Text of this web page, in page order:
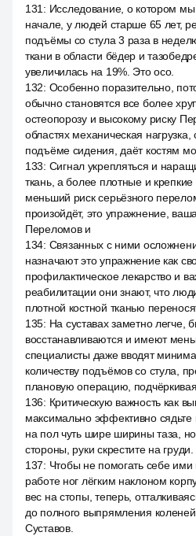
131 : Исследование, о котором
начале, у людей старше 65 лет,
подъёмы со стула 3 раза в
ткани в области бёдер и
увеличилась на 19%. Это осо.
132: Особенно поразительно,
обычно становятся все более
остеопорозу и высокому риску
областях механическая
подъёме сидения, даёт костям
133: Сигнал укрепляться и
ткань, а более плотные и
меньший риск серьёзного
произойдёт, это упражнение,
Переломов и
134: Связанных с ними
назначают это упражнение как
профилактическое лекарство и
реабилитации они знают, что
плотной костной тканью
135: На суставах заметно легче,
восстанавливаются и имеют
специалисты даже вводят
количеству подъёмов со стула,
плановую операцию, подчёркивая
136: Критическую важность как
максимально эффективно сядьте
на пол чуть шире ширины таза,
стороны, руки скрестите на груди.
137: Чтобы не помогать себе ими
работе ног лёгким наклоном
вес на стопы, теперь,
до полного выпрямления
Суставов.